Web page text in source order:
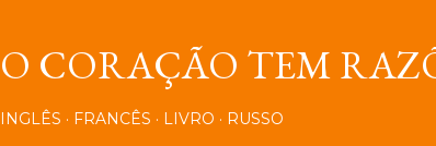
O CORAÇÃO TEM
INGLÊS FRANCÊS LIVRO RUSSO